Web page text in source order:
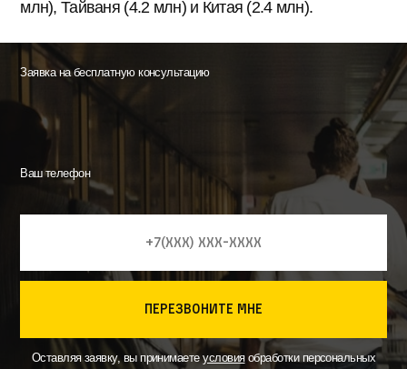
млн), Тайваня (4.2 млн) и Китая (2.4 млн).
Заявка на бесплатную консультацию
Ваш телефон
перезвоните мне
Оставляя заявку, вы принимаетеусловияобработки персональных